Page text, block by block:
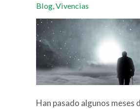
Blog,Vivencias
Han pasado algunos meses